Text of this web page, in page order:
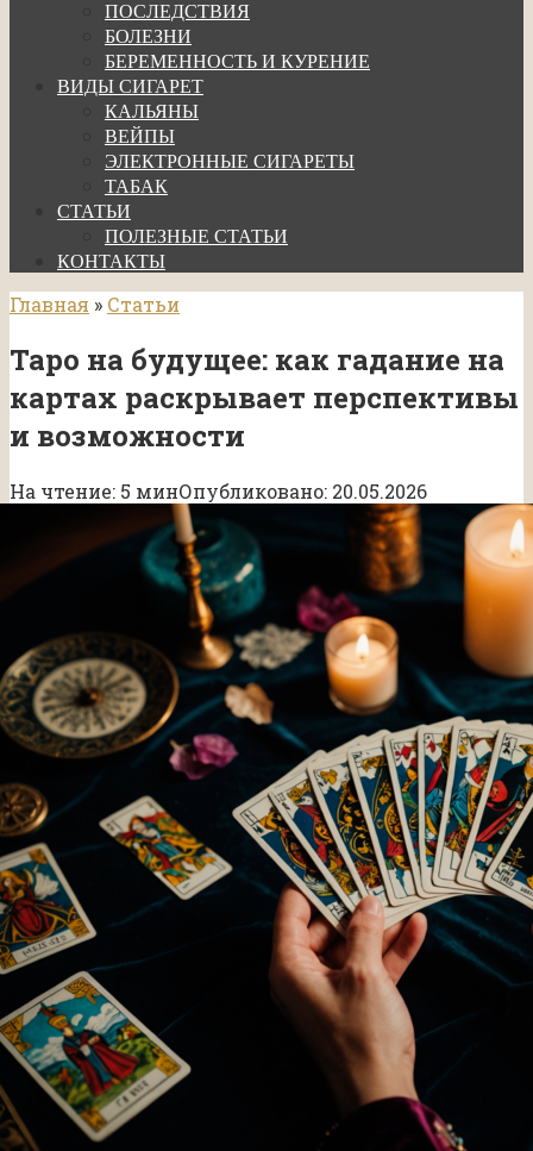
ПОСЛЕДСТВИЯ
БОЛЕЗНИ
БЕРЕМЕННОСТЬ И КУРЕНИЕ
ВИДЫ СИГАРЕТ
КАЛЬЯНЫ
ВЕЙПЫ
ЭЛЕКТРОННЫЕ СИГАРЕТЫ
ТАБАК
СТАТЬИ
ПОЛЕЗНЫЕ СТАТЬИ
КОНТАКТЫ
Главная » Статьи
Таро на будущее: как гадание на
картах раскрывает перспективы
и возможности
На чтение: 5 минОпубликовано: 20.05.2026